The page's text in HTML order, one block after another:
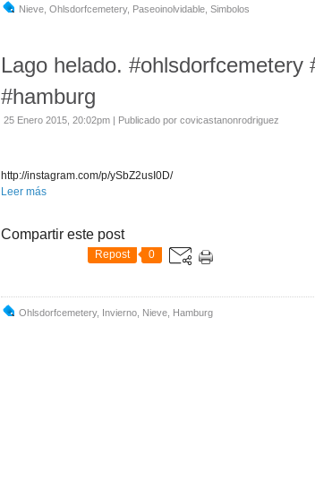
Nieve Ohlsdorfcemetery, Paseoinolvidable Simbolos
Lago helado. #ohlsdorfcemetery
#hamburg
25 Enero 2015, 20:02pm | Publicado por covicastanonrodriguez
http://instagram.com/p/ySbZ2usI0D/
Leer más
Compartir este post
Repost 0
Ohlsdorfcemetery, Invierno Nieve Hamburg